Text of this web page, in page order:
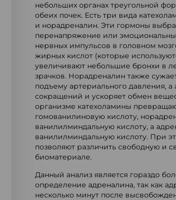
небольших органах треугольной
обеих почек. Есть три вида
и норадреналин. Эти гормоны
перенапряжение или
нервных импульсов в головном
жирных кислот (которые
увеличивают небольшие бронхи в
зрачков. Норадреналин также
подъему артериального давления,
сокращений и ускоряет обмен
организме катехоламины
гомованилиновую кислоту,
ванилилминдальную кислоту, а
ванилилминдальную кислоту. При
позволяют различить свободную и
биоматериале.
Данный анализ является гораздо
определение адреналина, так как
несколько минут после